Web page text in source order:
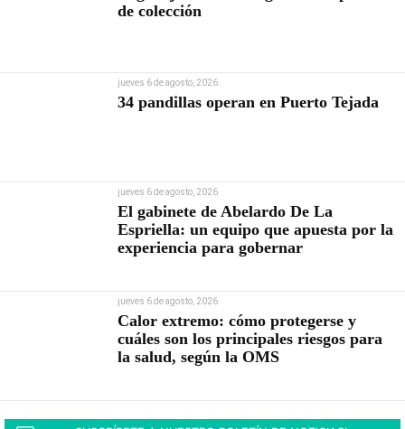
de colección
jueves 6 de agosto, 2026
34 pandillas operan en Puerto Tejada
jueves 6 de agosto, 2026
El gabinete de Abelardo De La
Espriella: un equipo que apuesta por la
experiencia para gobernar
jueves 6 de agosto, 2026
Calor extremo: cómo protegerse y
cuáles son los principales riesgos para
la salud, según la OMS